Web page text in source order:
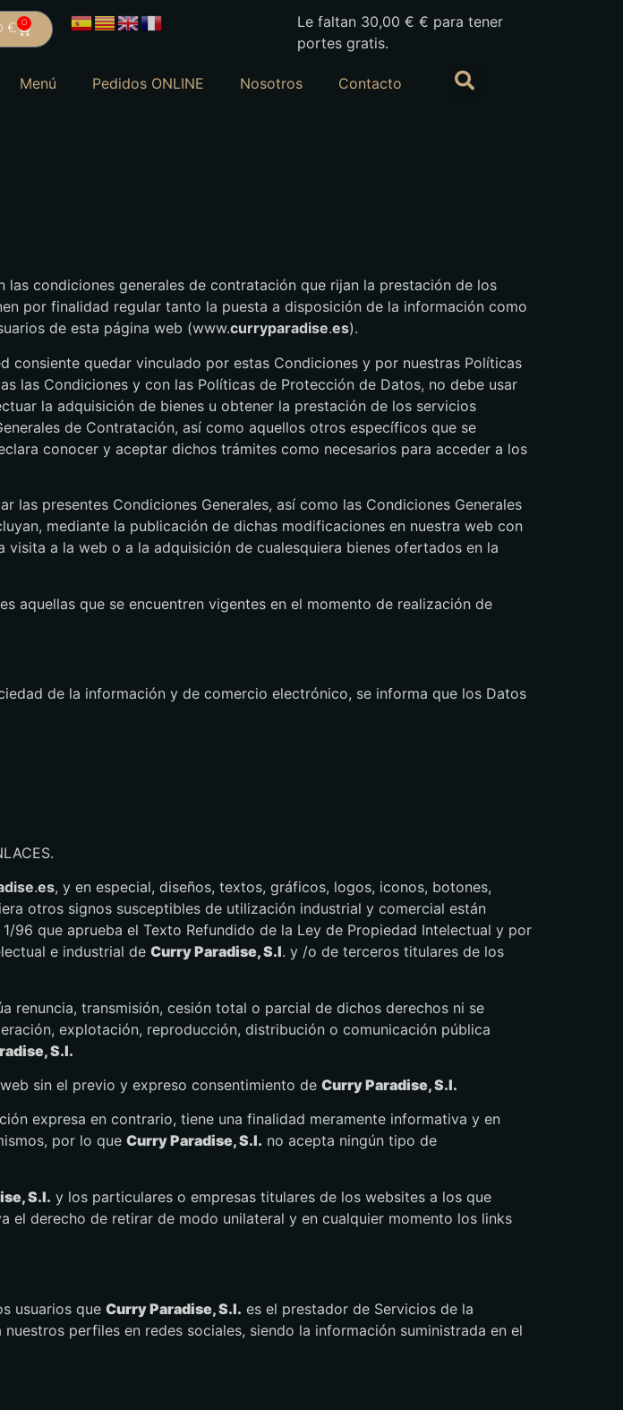
€ 0 Le faltan 30,00€ € para tener
portes gratis.
Menú Pedidos ONLINE Nosotros Contacto
condiciones generales de contratación que rijan la prestación de los
por finalidad regular tanto la puesta a disposición de la información como
de esta página web (www.curryparadise.es).
quedar vinculado por estas Condiciones y por nuestras Políticas
las Condiciones y con las Políticas de Protección de Datos, no debe usar
la adquisición de bienes u obtener la prestación de los servicios
de Contratación, así como aquellos otros específicos que se
conocer y aceptar dichos trámites como necesarios para acceder a los
presentes Condiciones Generales, así como las Condiciones Generales
mediante la publicación de dichas modificaciones en nuestra web con
a la web o a la adquisición de cualesquiera bienes ofertados en la
aquellas que se encuentren vigentes en el momento de realización de
de la información y de comercio electrónico, se informa que los Datos
.es, y en especial, diseños, textos, gráficos, logos, iconos, botones,
otros signos susceptibles de utilización industrial y comercial están
96 que aprueba el Texto Refundido de la Ley de Propiedad Intelectual y por
e industrial de Curry Paradise, S.l. y /o de terceros titulares de los
renuncia, transmisión, cesión total o parcial de dichos derechos ni se
explotación, reproducción, distribución o comunicación pública
S.l.
sin el previo y expreso consentimiento de Curry Paradise, S.l.
expresa en contrario, tiene una finalidad meramente informativa y en
por lo que Curry Paradise, S.l. no acepta ningún tipo de
S.l. y los particulares o empresas titulares de los websites a los que
el derecho de retirar de modo unilateral y en cualquier momento los links
usuarios que Curry Paradise, S.l. es el prestador de Servicios de la
perfiles en redes sociales, siendo la información suministrada en el